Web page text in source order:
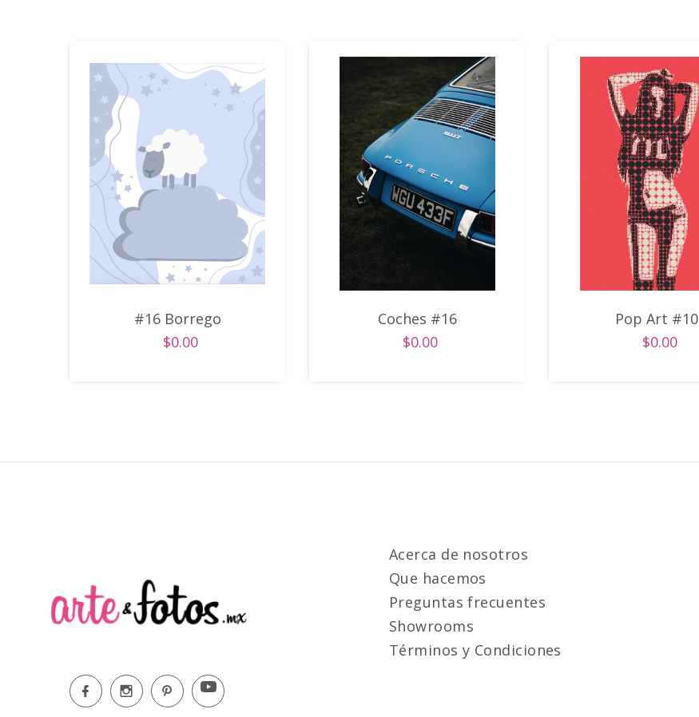
#16 Borrego
$0.00
Coches #16
$0.00
Pop Art #10
$0.00
Acerca de nosotros
Que hacemos
Preguntas frecuentes
Showrooms
Términos y Condiciones